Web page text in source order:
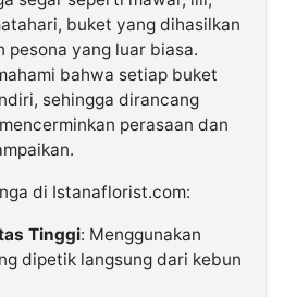
buket yang dihasilkan
pesona yang luar biasa.
bahwa setiap buket
sehingga dirancang
perasaan dan
di Istanaflorist.com:
Tinggi: Menggunakan
dipetik langsung dari kebun